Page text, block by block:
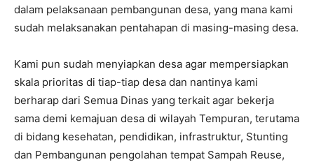
dalam pelaksanaan pembangunan desa, yang mana kami
sudah melaksanakan pentahapan di masing-masing desa.
Kami pun sudah menyiapkan desa agar mempersiapkan
skala prioritas di tiap-tiap desa dan nantinya kami
berharap dari Semua Dinas yang terkait agar bekerja
sama demi kemajuan desa di wilayah Tempuran, terutama
di bidang kesehatan, pendidikan, infrastruktur, Stunting
dan Pembangunan pengolahan tempat Sampah Reuse,